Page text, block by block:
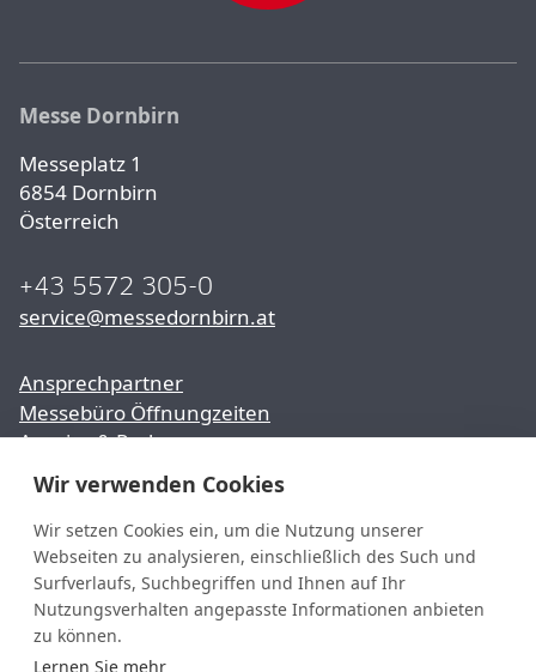
Messe Dornbirn
Messeplatz 1
6854 Dornbirn
Österreich
+43 5572 305-0
service@messedornbirn.at
Ansprechpartner
Messebüro Öffnungzeiten
Anreise & Parken
Karriere
Partner & Sponsoren
youtube
YouTube
facebook
Wir verwenden Cookies
Wir setzen Cookies ein, um die Nutzung unserer
Webseiten zu analysieren, einschließlich des Such und
Surfverlaufs, Suchbegriffen und Ihnen auf Ihr
Nutzungsverhalten angepasste Informationen anbieten
zu können.
Lernen Sie mehr